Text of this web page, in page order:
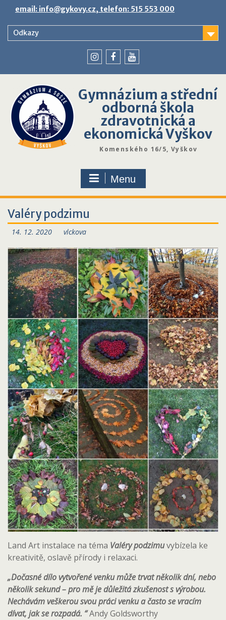
content
email: info@gykovy.cz, telefon: 515 553 000
Odkazy
Gymnázium a střední
odborná škola
zdravotnická a
ekonomická Vyškov
Komenského 16/5, Vyškov
Menu
Valéry podzimu
14. 12. 2020 vlckova
Land Art instalace na téma Valéry podzimuvybízela ke
kreativitě, oslavě přírody i relaxaci.
„Dočasné dílo vytvořené venku může trvat několik dní, nebo
několik sekund – pro mě je důležitá zkušenost s výrobou.
Nechávám veškerou svou práci venku a často se vracím
dívat, jak se rozpadá. “Andy Goldsworthy